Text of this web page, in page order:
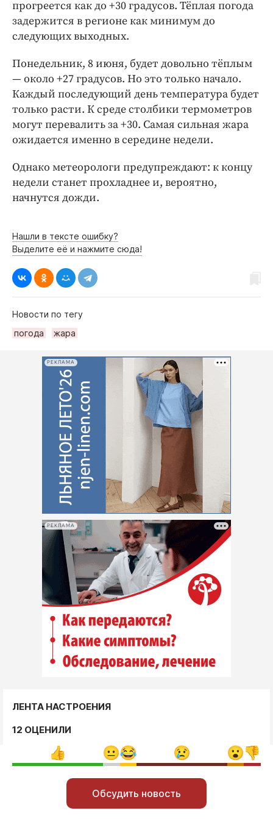
Интересное чтиво
Клиника года
Бренд года
Работодатель года
прогреется как до +30 градусов. Тёплая погода
задержится в регионе как минимум до
следующих выходных.
Понедельник, 8 июня, будет довольно тёплым
— около +27 градусов. Но это только начало.
Каждый последующий день температура будет
только расти. К среде столбики термометров
могут перевалить за +30. Самая сильная жара
ожидается именно в середине недели.
Однако метеорологи предупреждают: к концу
недели станет прохладнее и, вероятно,
начнутся дожди.
Нашли в тексте ошибку?
Выделите её и нажмите сюда!
Новости по тегу
погода
жара
РЕКЛАМА
РЕКЛАМА
ЛЕНТА НАСТРОЕНИЯ
12 ОЦЕНИЛИ
Обсудить новость